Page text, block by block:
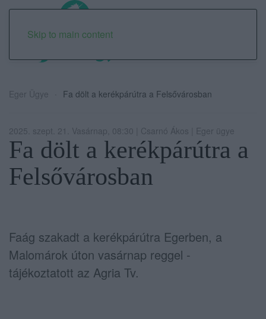
Skip to main content
Eger Ügye Fa dölt a kerékpárútra a Felsővárosban
2025. szept. 21. Vasárnap, 08:30 | Csarnó Ákos | Eger ügye
Fa dölt a kerékpárútra a
Felsővárosban
Faág szakadt a kerékpárútra Egerben, a
Malomárok úton vasárnap reggel -
tájékoztatott az Agria Tv.